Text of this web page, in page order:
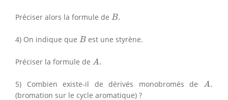
Préciser alors la formule de B.
B.
4) On indique que B
B est une styrène.
Préciser la formule de A.
A
5) Combien existe-il de dérivés monobromés de A.
A
(bromation sur le cycle aromatique) ?